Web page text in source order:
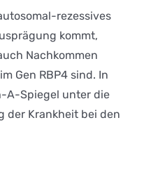
rezessives
kommt,
Nachkommen
Gen RBP4 sind. In
A-Spiegel unter die
der Krankheit bei den